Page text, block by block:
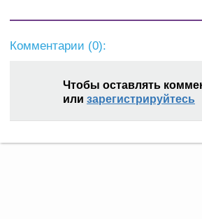
Комментарии (0):
Чтобы оставлять
или зарегистрируйтесь